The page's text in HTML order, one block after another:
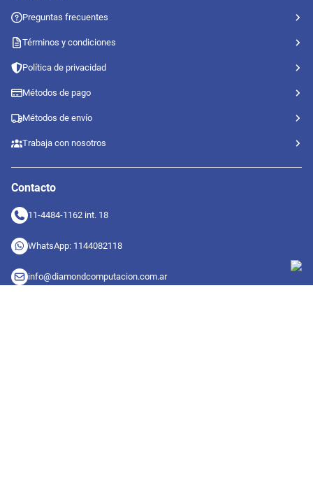
Preguntas frecuentes
Términos y condiciones
Política de privacidad
Métodos de pago
Métodos de envío
Trabaja con nosotros
Contacto
11-4484-1162 int. 18
WhatsApp: 1144082118
info@diamondcomputacion.com.ar